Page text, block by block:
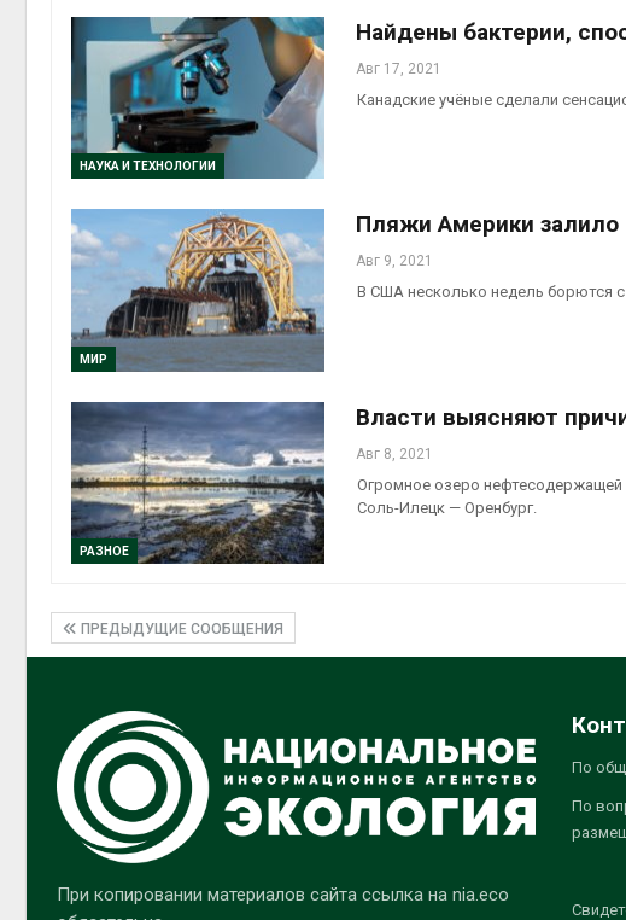
НАУКА И ТЕХНОЛОГИИ
Найдены бактерии,
Авг 17, 2021
Канадские учёные сделали
МИР
Пляжи Америки
Авг 9, 2021
В США несколько недель борются
РАЗНОЕ
Власти выясняют
Авг 8, 2021
Огромное озеро нефтесодержащей
Соль-Илецк — Оренбург.
ПРЕДЫДУЩИЕ СООБЩЕНИЯ
При копировании материалов сайта ссылка на nia.eco
По
По